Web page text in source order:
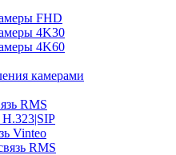
FHD
4K30
4K60
камерами
RMS
Vinteo
RMS